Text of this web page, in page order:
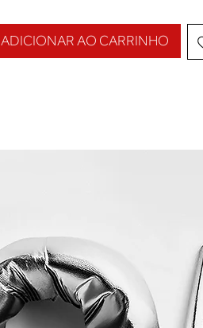
ADICIONAR AO CARRINHO